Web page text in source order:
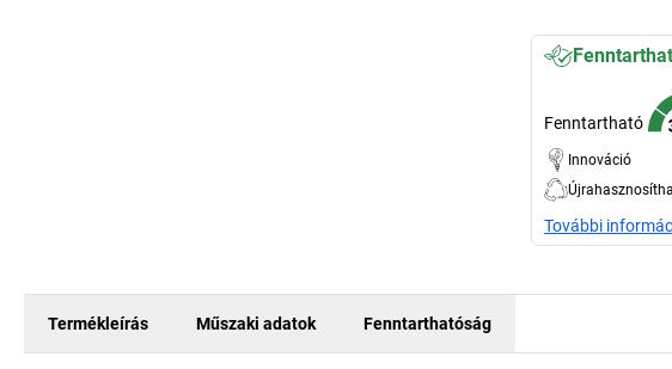
Fenntartható
Innováció
További
Termékleírás Műszaki adatok Fenntarthatóság